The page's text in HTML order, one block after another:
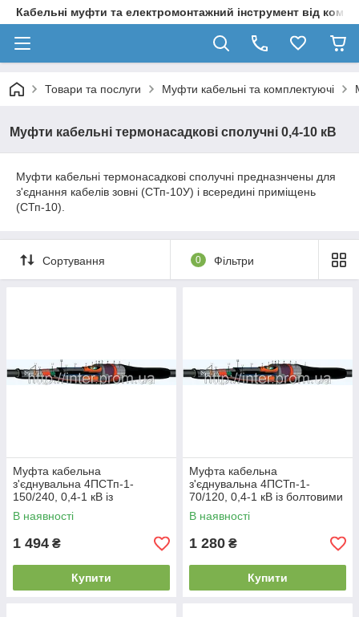
Кабельні муфти та електромонтажний інструмент від
Товари та послуги Муфти кабельні та комплектуючі
Муфти кабельні термонасадкові сполучні 0,4-10 кВ
Муфти кабельні термонасадкові сполучні предназнчены для
з'єднання кабелів зовні (СТп-10У) і всередині приміщень
(СТп-10).
Сортування 0 Фільтри
Муфта кабельна
з'єднувальна 4ПСТп-1-
150/240, 0,4-1 кВ із
болтовими з'єднувачами
В наявності
1 494 ₴
Купити
Муфта кабельна
з'єднувальна 4ПСТп-1-
70/120, 0,4-1 кВ із болтовими
з'єднувачами
В наявності
1 280 ₴
Купити